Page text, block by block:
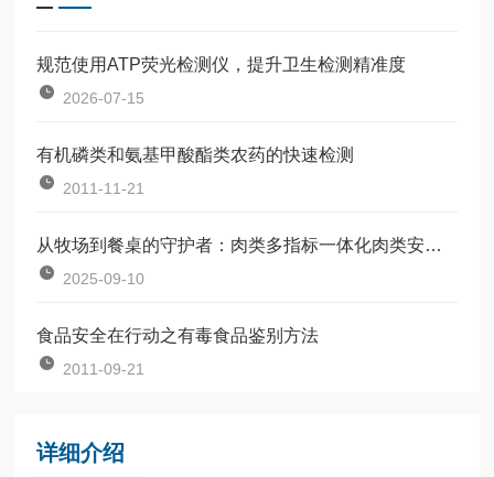
规范使用ATP荧光检测仪，提升卫生检测精准度
2026-07-15
有机磷类和氨基甲酸酯类农药的快速检测
2011-11-21
从牧场到餐桌的守护者：肉类多指标一体化肉类安全检测仪
2025-09-10
食品安全在行动之有毒食品鉴别方法
2011-09-21
详细介绍